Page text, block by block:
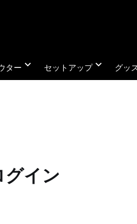
ター expand_more セットアップexpand_more グッ
グイン